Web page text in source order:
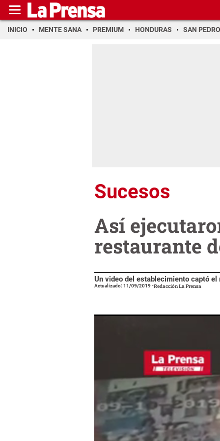
INICIO MENTE SANA PREMIUM HONDURAS SAN PEDRO
Sucesos
Así
restaurante
Un video del establecimiento captó el
Actualizado: 11/09/2019-Redacción La Prensa